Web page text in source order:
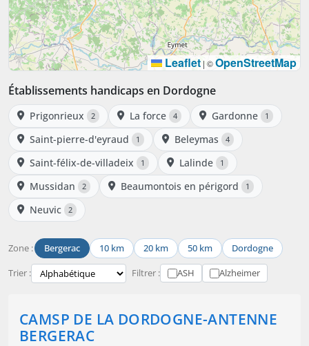
Leaflet | ©OpenStreetMap
Établissements handicaps en Dordogne
Prigonrieux 2 La force 4 Gardonne 1
Saint-pierre-d'eyraud 1 Beleymas 4
Saint-félix-de-villadeix 1 Lalinde 1
Mussidan 2 Beaumontois en périgord 1
Neuvic 2
Zone : Bergerac 10 km 20 km 50 km Dordogne
Trier : Filtrer : ASH Alzheimer
CAMSP DE LA DORDOGNE-ANTENNE
BERGERAC